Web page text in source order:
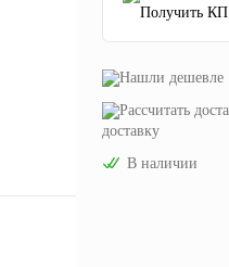
доставку
В наличии